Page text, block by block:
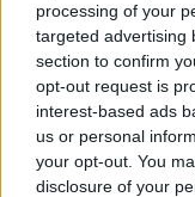
processing of your
targeted advertising
section to confirm
opt-out request is
interest-based ads
us or personal
your opt-out. You
disclosure of your